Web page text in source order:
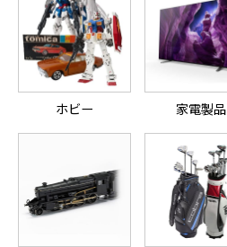
ホビー 家電製品